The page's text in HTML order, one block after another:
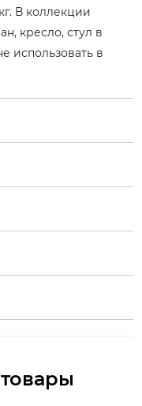
В коллекции
кресло, стул в
использовать в